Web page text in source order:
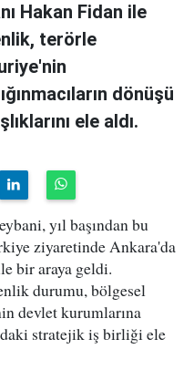
Hakan Fidan ile
terörle
dönüşü
ele aldı.
yıl başından bu
ziyaretinde Ankara'da
bir araya geldi.
durumu, bölgesel
devlet kurumlarına
stratejik iş birliği ele